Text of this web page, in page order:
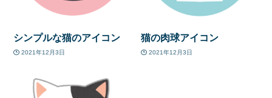
シンプルな猫のアイコン
2021年12月3日
猫の肉球アイコン
2021年12月3日